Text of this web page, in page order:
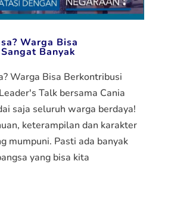
Warga Bisa
Banyak
Warga Bisa Berkontribusi
Talk bersama Cania
saja seluruh warga berdaya!
keterampilan dan karakter
mumpuni. Pasti ada banyak
yang bisa kita